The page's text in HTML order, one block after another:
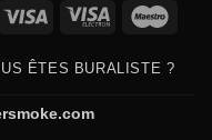
Visa
Visa
ÊTES BURALISTE ?